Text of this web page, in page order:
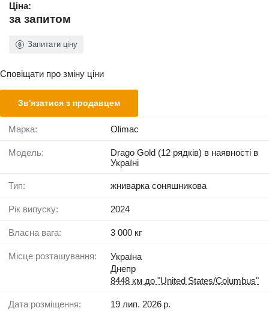
Ціна:
за запитом
Запитати ціну
Сповіщати про зміну ціни
Зв'язатися з продавцем
Марка: Olimac
Модель:
Drago Gold (12 рядків) в наявності в
Україні
Тип: жниварка соняшникова
Рік випуску: 2024
Власна вага: 3 000 кг
Місце розташування:
Україна
Днепр
8448 км до "United States/Columbus"
Дата розміщення: 19 лип. 2026 р.